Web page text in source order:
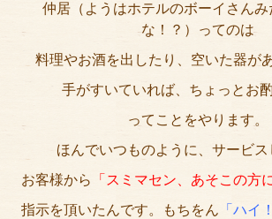
プライバシーポリシー
サイトマップ
仲居（ようはホテルのボーイさん
な！？）ってのは
料理やお酒を出したり、空いた器が
手がすいていれば、ちょっとお
ってことをやります。
ほんでいつものように、サービス
お客様から
「スミマセン、あそこの方
指示を頂いたんです。もちをん 「ハイ